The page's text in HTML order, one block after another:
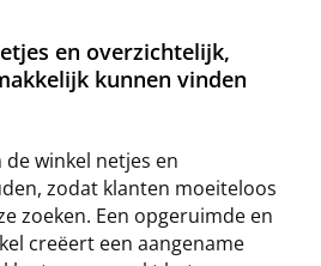
en overzichtelijk,
kunnen vinden
winkel netjes en
zodat klanten moeiteloos
zoeken. Een opgeruimde en
creëert een aangename